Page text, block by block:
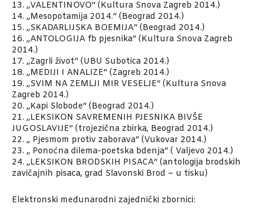
13. „VALENTINOVO“ (Kultura Snova Zagreb 2014.)
14. „Mesopotamija 2014.“ (Beograd 2014.)
15. „SKADARLIJSKA BOEMIJA“ (Beograd 2014.)
16. „ANTOLOGIJA fb pjesnika“ (Kultura Snova Zagreb
2014.)
17. „Zagrli život“ (UBU Subotica 2014.)
18. „MEDIJI I ANALIZE“ (Zagreb 2014.)
19. „SVIM NA ZEMLJI MIR VESELJE“ (Kultura Snova
Zagreb 2014.)
20. „Kapi Slobode“ (Beograd 2014.)
21. „LEKSIKON SAVREMENIH PJESNIKA BIVŠE
JUGOSLAVIJE“ (trojezična zbirka, Beograd 2014.)
22. „ Pjesmom protiv zaborava“ (Vukovar 2014.)
23. „ Ponoćna dilema-poetska bdenja“ ( Valjevo 2014.)
24. „LEKSIKON BRODSKIH PISACA“ (antologija brodskih
zavičajnih pisaca, grad Slavonski Brod – u tisku)
Elektronski međunarodni zajednički zbornici: